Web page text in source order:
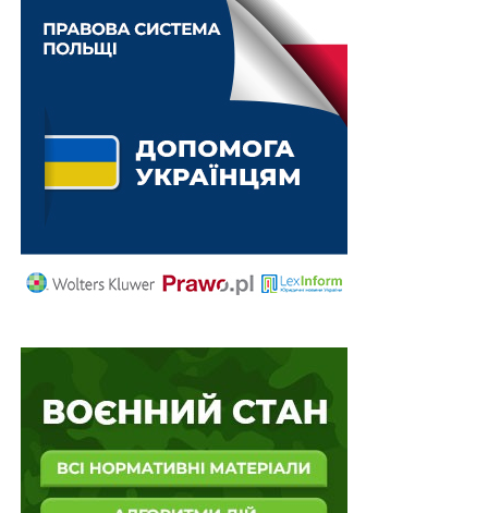
НАСТУПНА
Негайний аудит державних видатків для їх
максимального використання на оборону
Всю інформацію освітньої галузі консолідують в
Єдиній електронній базі